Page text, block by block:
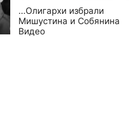
…Олигархи избрали
Мишустина и Собянина
Видео